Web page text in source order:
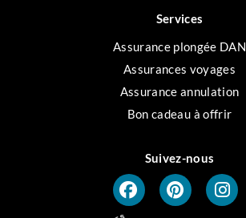
Services
Assurance plongée DAN
Assurances voyages
Assurance annulation
Bon cadeau à offrir
Suivez-nous